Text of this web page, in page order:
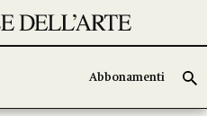
Abbonamenti
Abbonamenti